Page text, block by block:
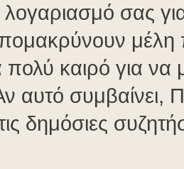
λογαριασμό σας
μέλη
πολύ καιρό για
αυτό συμβαίνει,
δημόσιες